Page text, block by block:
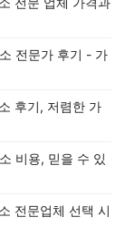
전문가 후기 - 가
후기, 저렴한 가
비용, 믿을 수 있
전문업체 선택 시